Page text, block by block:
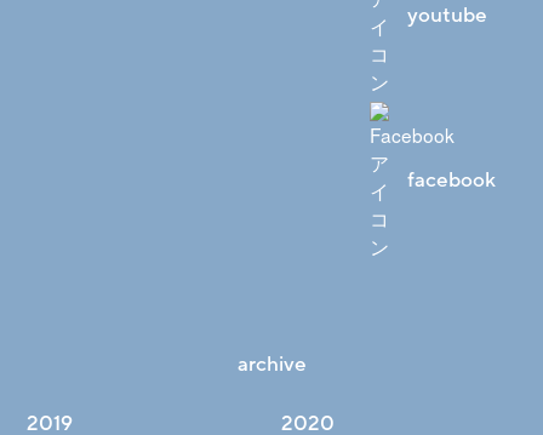
youtube
facebook
archive
2019 2020